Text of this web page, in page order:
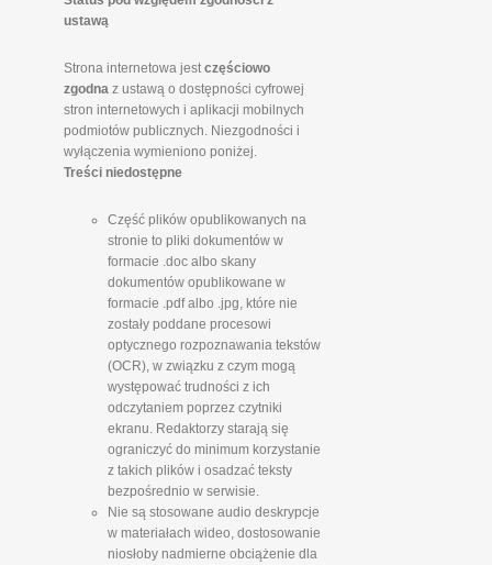
ustawą
Strona internetowa jestczęściowo
zgodnaz ustawą o dostępności cyfrowej
stron internetowych i aplikacji mobilnych
podmiotów publicznych. Niezgodności i
wyłączenia wymieniono poniżej.
Treści niedostępne
Część plików opublikowanych na
stronie to pliki dokumentów w
formacie .doc albo skany
dokumentów opublikowane w
formacie .pdf albo .jpg, które nie
zostały poddane procesowi
optycznego rozpoznawania tekstów
(OCR), w związku z czym mogą
występować trudności z ich
odczytaniem poprzez czytniki
ekranu. Redaktorzy starają się
ograniczyć do minimum korzystanie
z takich plików i osadzać teksty
bezpośrednio w serwisie.
Nie są stosowane audio deskrypcje
w materiałach wideo, dostosowanie
niosłoby nadmierne obciążenie dla